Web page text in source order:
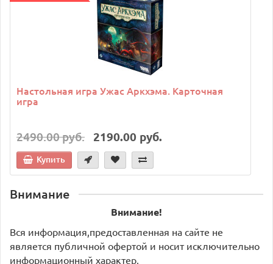
Настольная игра Ужас Аркхэма. Карточная
игра
2490.00 руб. 2190.00 руб.
Купить
Внимание
Внимание!
Вся информация,предоставленная на сайте не
является публичной офертой и носит исключительно
информационный характер.